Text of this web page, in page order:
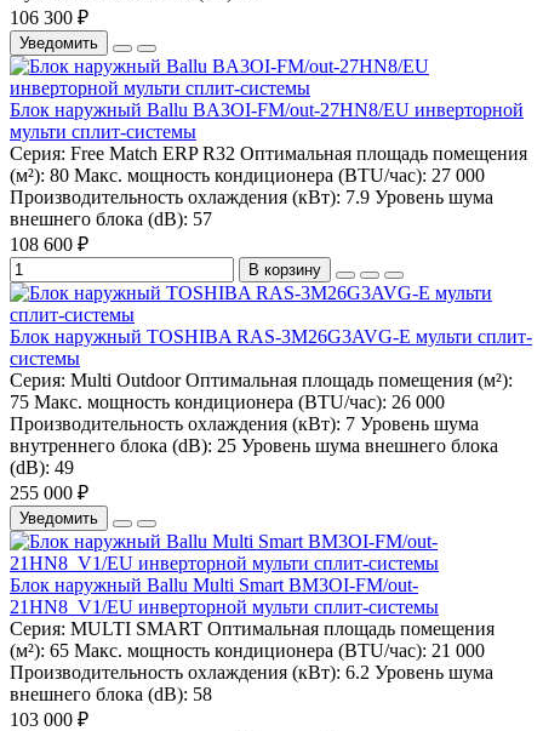
106 300 ₽
Уведомить
Блок наружный Ballu BA3OI-FM/out-27HN8/EU инверторной
мульти сплит-системы
Серия: Free Match ERP R32 Оптимальная площадь помещения
(м²): 80 Макс. мощность кондиционера (BTU/час): 27 000
Производительность охлаждения (кВт): 7.9 Уровень шума
внешнего блока (dB): 57
108 600 ₽
В корзину
Блок наружный TOSHIBA RAS-3M26G3AVG-E мульти сплит-
системы
Серия: Multi OutdoorОптимальная площадь помещения (м²):
75 Макс. мощность кондиционера (BTU/час): 26 000
Производительность охлаждения (кВт): 7 Уровень шума
внутреннего блока (dB): 25 Уровень шума внешнего блока
(dB): 49
255 000 ₽
Уведомить
Блок наружный Ballu Multi Smart BM3OI-FM/out-
21HN8_V1/EU инверторной мульти сплит-системы
Серия: MULTI SMART Оптимальная площадь помещения
(м²): 65 Макс. мощность кондиционера (BTU/час): 21 000
Производительность охлаждения (кВт): 6.2 Уровень шума
внешнего блока (dB): 58
103 000 ₽